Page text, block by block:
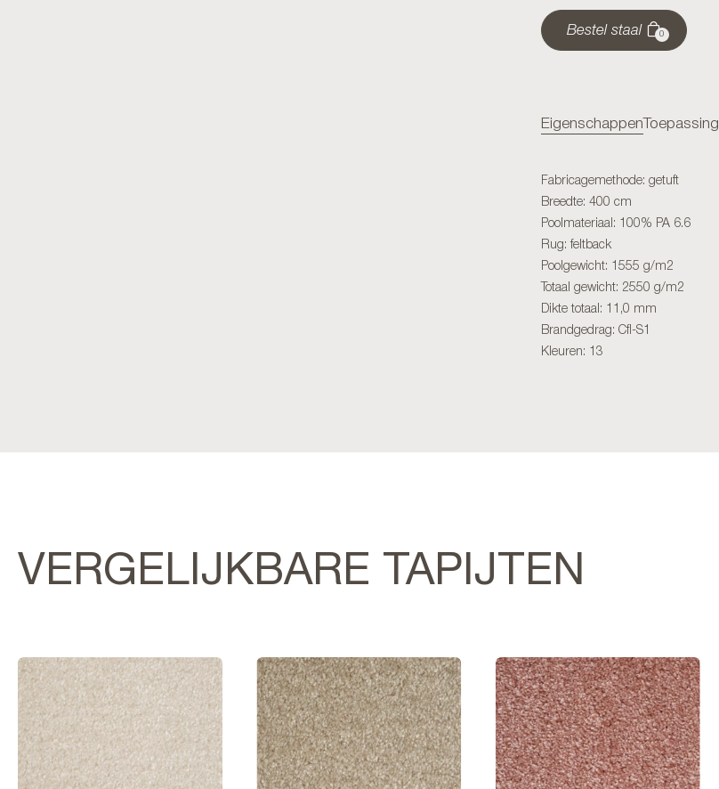
Bestel staal 0
Eigenschappen Toepassing
Fabricagemethode: getuft
Breedte: 400 cm
Poolmateriaal: 100% PA 6.6
Rug: feltback
Poolgewicht: 1555 g/m2
Totaal gewicht: 2550 g/m2
Dikte totaal: 11,0 mm
Brandgedrag: Cfl-S1
Kleuren: 13
VERGELIJKBARE TAPIJTEN